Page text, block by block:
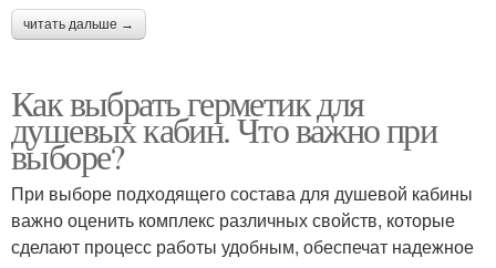
читать дальше →
Как выбрать герметик для
душевых кабин. Что важно при
выборе?
При выборе подходящего состава для душевой кабины
важно оценить комплекс различных свойств, которые
сделают процесс работы удобным, обеспечат надежное